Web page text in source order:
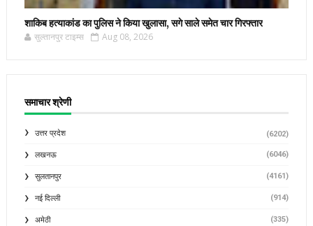
शाकिब हत्याकांड का पुलिस ने किया खुलासा, सगे साले समेत चार गिरफ्तार
सुल्तानपुर टाइम्स Aug 08, 2026
समाचार श्रेणी
उत्तर प्रदेश (6202)
लखनऊ (6046)
सुलतानपुर (4161)
नई दिल्ली (914)
अमेठी (335)